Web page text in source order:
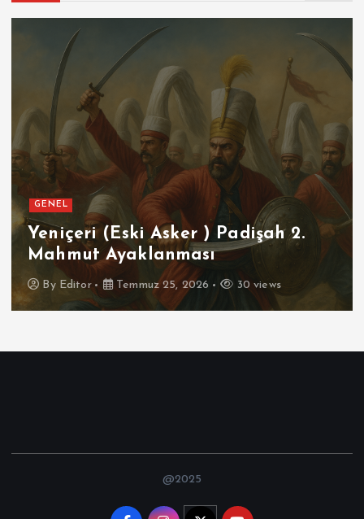
GENEL
Yeniçeri (Eski Asker ) Padişah 2.
Mahmut Ayaklanması
By Editor Temmuz 25, 2026 30 views
@2025